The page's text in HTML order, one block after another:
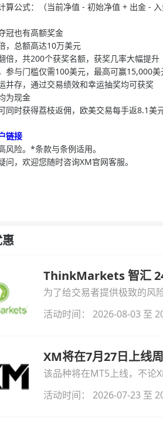
算公式：（当前净值 - 初始净值 + 出金 -
冠也有高额奖金
，总额高达10万美元
倍，共200个获奖名额，获奖几率大幅提升
参与门槛仅需100美元，最高可赢15,000美
并存，通过交易绩效和幸运抽奖均可获奖
为现金
同时获得荔枝返佣，欧美交易每手返8.1美
链接
风险。*条款与条例适用。
问，欢迎您随时咨询XM官网客服。
ThinkMarkets 智汇
为了给交易者提供极致的风
与白银交易！本文将为您详
活动时间： 2026-08-03 至
XM将在7月27日上线
该品种将在MT5上线，不论
活动时间： 2026-07-23 至